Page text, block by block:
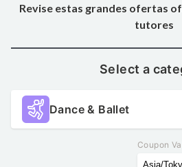
Revise estas grandes ofertas
tutores
Select a
Dance & Ballet
Coupon